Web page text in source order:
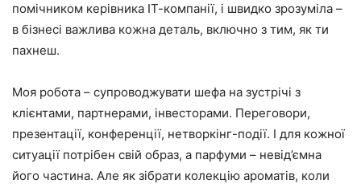
помічником керівника ІТ-компанії, і швидко зрозуміла –
в бізнесі важлива кожна деталь, включно з тим, як ти
пахнеш.
Моя робота – супроводжувати шефа на зустрічі з
клієнтами, партнерами, інвесторами. Переговори,
презентації, конференції, нетворкінг-події. І для кожної
ситуації потрібен свій образ, а парфуми – невід’ємна
його частина. Але як зібрати колекцію ароматів, коли